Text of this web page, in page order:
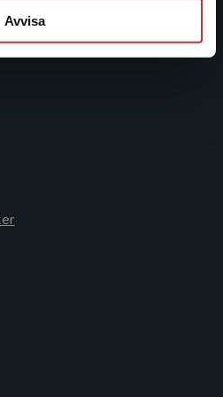
Avvisa